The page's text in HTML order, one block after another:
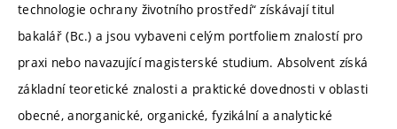
technologie ochrany životního prostředí“ získávají titul
bakalář (Bc.) a jsou vybaveni celým portfoliem znalostí pro
praxi nebo navazující magisterské studium. Absolvent získá
základní teoretické znalosti a praktické dovednosti v oblasti
obecné, anorganické, organické, fyzikální a analytické